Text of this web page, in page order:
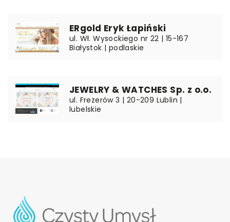
ERgold Eryk Łapiński
ul. Wł. Wysockiego nr 22 | 15-167
Białystok | podlaskie
JEWELRY & WATCHES Sp. z o.o.
ul. Frezerów 3 | 20-209 Lublin |
lubelskie